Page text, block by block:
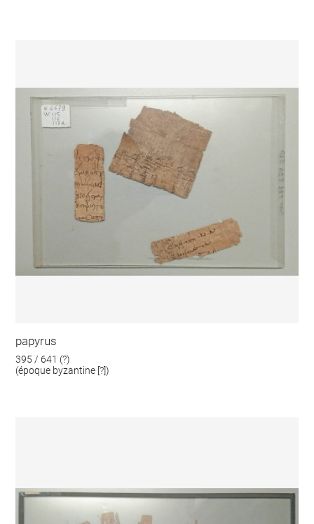
papyrus
395 / 641 (?)
(époque byzantine [?])